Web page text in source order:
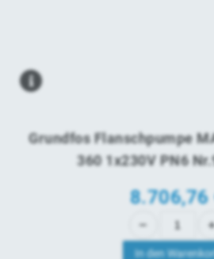
Grundfos Flanschpumpe
360 1x230V PN6
8.706,76
In den